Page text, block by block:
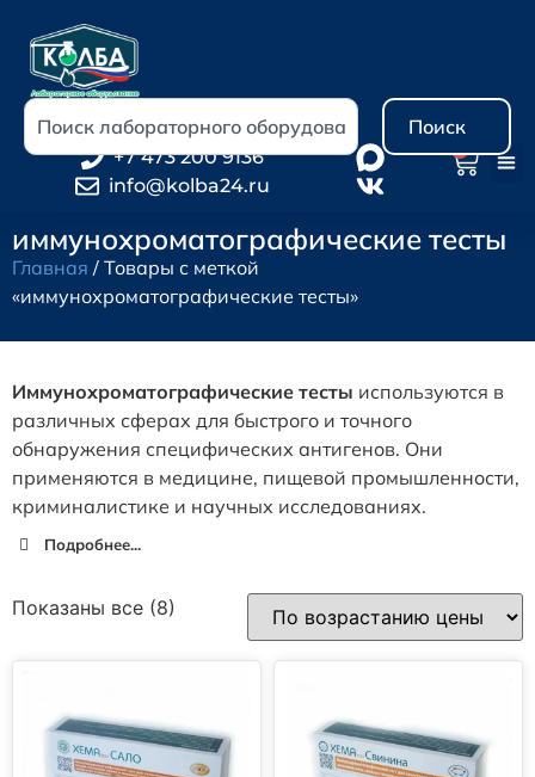
Поиск
+7 473 200 9136
info@kolba24.ru
иммунохроматографические тесты
Главная / Товары с меткой
«иммунохроматографические тесты»
Иммунохроматографические тесты используются в
различных сферах для быстрого и точного
обнаружения специфических антигенов. Они
применяются в медицине, пищевой промышленности,
криминалистике и научных исследованиях.
Подробнее...
Показаны все (8)